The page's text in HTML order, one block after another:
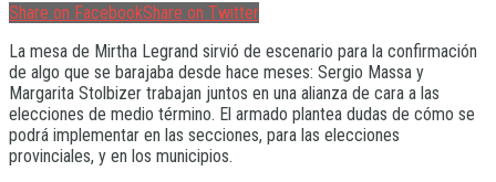
Share on FacebookShare on Twitter
La mesa de Mirtha Legrand sirvió de escenario para la confirmación
de algo que se barajaba desde hace meses: Sergio Massa y
Margarita Stolbizer trabajan juntos en una alianza de cara a las
elecciones de medio término. El armado plantea dudas de cómo se
podrá implementar en las secciones, para las elecciones
provinciales, y en los municipios.